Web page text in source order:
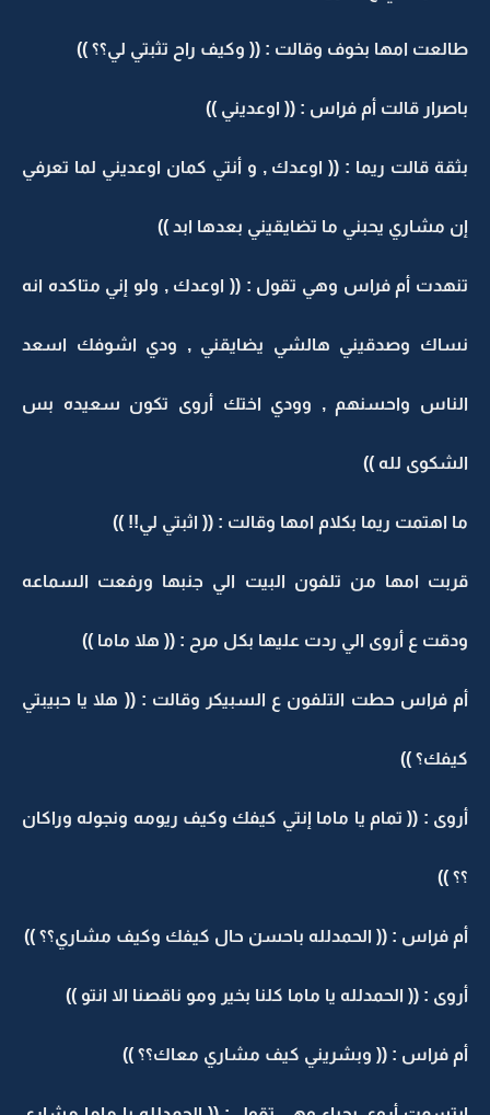
طالعت امها بخوف وقالت : (( وكيف راح تثبتي لي؟؟ ))
باصرار قالت أم فراس : (( اوعديني ))
بثقة قالت ريما : (( اوعدك , و أنتي كمان اوعديني لما تعرفي
إن مشاري يحبني ما تضايقيني بعدها ابد ))
تنهدت أم فراس وهي تقول : (( اوعدك , ولو إني متاكده انه
نساك وصدقيني هالشي يضايقني , ودي اشوفك اسعد
الناس واحسنهم , وودي اختك أروى تكون سعيده بس
الشكوى لله ))
ما اهتمت ريما بكلام امها وقالت : (( اثبتي لي!! ))
قربت امها من تلفون البيت الي جنبها ورفعت السماعه
ودقت ع أروى الي ردت عليها بكل مرح : (( هلا ماما ))
أم فراس حطت التلفون ع السبيكر وقالت : (( هلا يا حبيبتي
كيفك؟ ))
أروى : (( تمام يا ماما إنتي كيفك وكيف ريومه ونجوله وراكان
؟؟ ))
أم فراس : (( الحمدلله باحسن حال كيفك وكيف مشاري؟؟ ))
أروى : (( الحمدلله يا ماما كلنا بخير ومو ناقصنا الا انتو ))
أم فراس : (( وبشريني كيف مشاري معاك؟؟ ))